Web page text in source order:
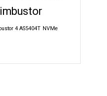
4 AS5404T NVMe